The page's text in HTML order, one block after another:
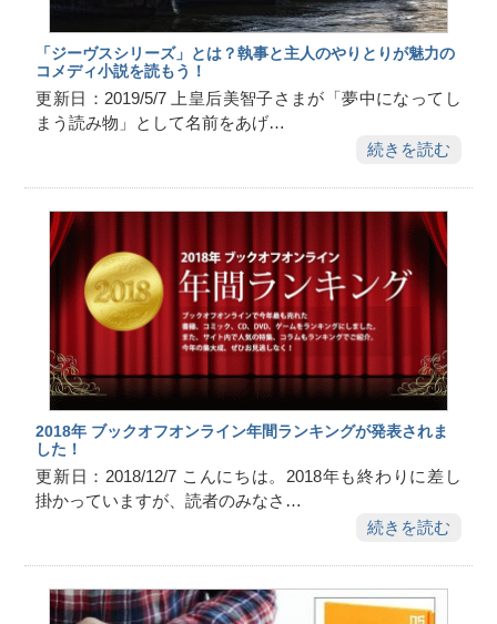
「ジーヴスシリーズ」とは？執事と主人のやりとりが魅力の
コメディ小説を読もう！
更新日：2019/5/7 上皇后美智子さまが「夢中になってし
まう読み物」として名前をあげ…
続きを読む
2018年 ブックオフオンライン年間ランキングが発表されま
した！
更新日：2018/12/7 こんにちは。2018年も終わりに差し
掛かっていますが、読者のみなさ…
続きを読む